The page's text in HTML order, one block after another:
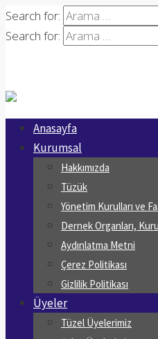
Search for:
Search for:
Anasayfa
Kurumsal
Hakkımızda
Tüzük
Yönetim Kurulları ve
Dernek Organları,
Aydınlatma Metni
Çerez Politikası
Gizlilik Politikası
Üyeler
Tüzel Üyelerimiz